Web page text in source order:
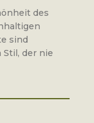
des
sind
der nie